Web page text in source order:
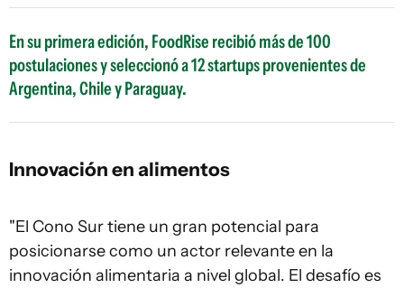
En su primera edición, FoodRise recibió más de 100
postulaciones y seleccionó a 12 startups provenientes de
Argentina, Chile y Paraguay.
Innovación en alimentos
"El Cono Sur tiene un gran potencial para
posicionarse como un actor relevante en la
innovación alimentaria a nivel global. El desafío es